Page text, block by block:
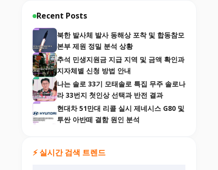
Recent Posts
북한 발사체 발사 동해상 포착 및 합동참모
본부 제원 정밀 분석 상황
추석 민생지원금 지급 지역 및 금액 확인과
지자체별 신청 방법 안내
나는 솔로 33기 모태솔로 특집 무주 솔로나
라 33번지 첫인상 선택과 반전 결과
현대차 51만대 리콜 실시 제네시스 G80 및
투싼 아반떼 결함 원인 분석
⚡ 실시간 검색 트렌드